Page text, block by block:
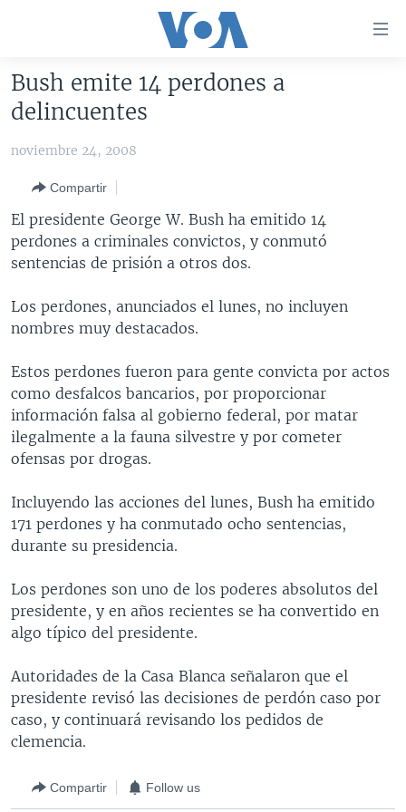
accesibilidad
Salte
contenido
Salte
navegador
principal
Salte
búsqueda
AMÉRICA DEL NORTE
HAITÍ
ELECCIONES EEUU
VOTO DIVIDIDO
VOA VERIFICA
VOA VERIFICA UCRANIA/RUSIA
VOA VERIFICA INMIGRACIÓN
VOA VERIFICA AMÉRICA LATINA
AMÉRICA LATINA
ARGENTINA
BOLIVIA
CHILE
ECUADOR
VENEZUELA
BRASIL
CHINA EN AMÉRICA LATINA
CENTROAMÉRICA
EL SALVADOR
HONDURAS
NICARAGUA
INMIGRACIÓN
MUNDO
ECONOMÍA
ENTRETENIMIENTO Y CULTURA
DEPORTES
CIENCIA Y SALUD
ESPECIALES DE LA VOA
UCRANIA
MULTIMEDIA
VIDEOS
AUDIOS
PROGRAMAS TV
FORO INTERAMERICANO
VISIÓN 360
LAS CLAVES
PANORAMA
AVANCE INFORMATIVO
AUDIONOTICIAS
BUENOS DÍAS AMÉRICA
ESTADOS UNIDOS AL DÍA
FORO [RADIO]
DEPORTIVO INTERNACIONAL
NOTA ECONÓMICA
ENTRETENIMIENTO
DIRECT
DOCUMENTALES DE LA VOA
Learning English
Idiomas
Bush emite 14 perdones a
delincuentes
noviembre 24, 2008
Compartir
El presidente George W. Bush ha emitido 14
perdones a criminales convictos, y conmutó
sentencias de prisión a otros dos.
Los perdones, anunciados el lunes, no incluyen
nombres muy destacados.
Estos perdones fueron para gente convicta por actos
como desfalcos bancarios, por proporcionar
información falsa al gobierno federal, por matar
ilegalmente a la fauna silvestre y por cometer
ofensas por drogas.
Incluyendo las acciones del lunes, Bush ha emitido
171 perdones y ha conmutado ocho sentencias,
durante su presidencia.
Los perdones son uno de los poderes absolutos del
presidente, y en años recientes se ha convertido en
algo típico del presidente.
Autoridades de la Casa Blanca señalaron que el
presidente revisó las decisiones de perdón caso por
caso, y continuará revisando los pedidos de
clemencia.
Compartir Follow us